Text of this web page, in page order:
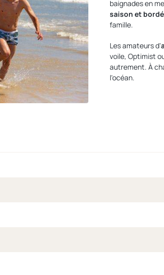
baignades en
saison et
famille.
Les amateurs d'
voile, Optimist
autrement. À
l'océan.